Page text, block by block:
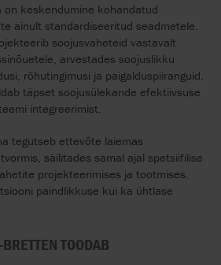
on keskendumine kohandatud
ainult standardiseeritud seadmetele.
soojusvaheteid vastavalt
arvestades soojuslikku
rõhutingimusi ja paigalduspiiranguid.
täpset soojusülekande efektiivsuse
integreerimist.
tegutseb ettevõte laiemas
säilitades samal ajal spetsiifilise
projekteerimises ja tootmises.
paindlikkuse kui ka ühtlase
TOODAB